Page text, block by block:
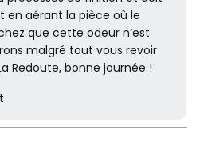
en aérant la pièce où le
que cette odeur n’est
malgré tout vous revoir
Redoute, bonne journée !